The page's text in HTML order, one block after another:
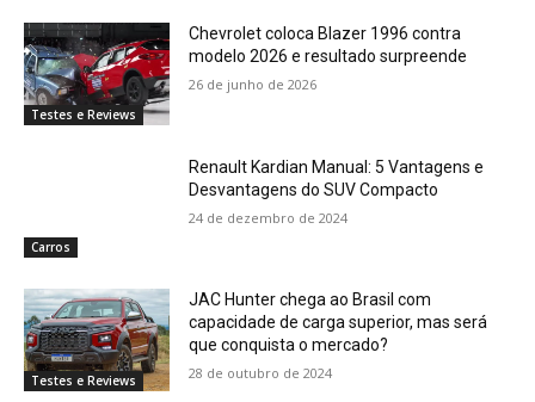
Testes e Reviews
Chevrolet coloca Blazer 1996 contra
modelo 2026 e resultado surpreende
26 de junho de 2026
Carros
Renault Kardian Manual: 5 Vantagens e
Desvantagens do SUV Compacto
24 de dezembro de 2024
Testes e Reviews
JAC Hunter chega ao Brasil com
capacidade de carga superior, mas será
que conquista o mercado?
28 de outubro de 2024